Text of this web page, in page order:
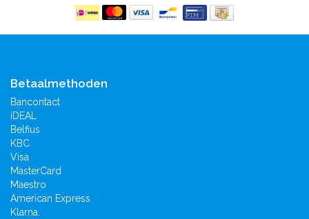
Betaalmethoden
Bancontact
iDEAL
Belfius
KBC
Visa
MasterCard
Maestro
American Express
Klarna.